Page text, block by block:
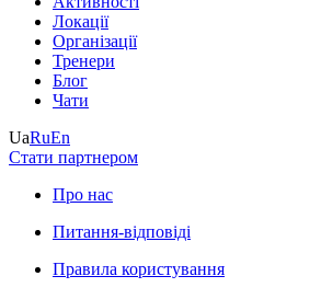
Локації
Організації
Тренери
Блог
Чати
UaRuEn
Стати партнером
Про нас
Питання-відповіді
Правила користування